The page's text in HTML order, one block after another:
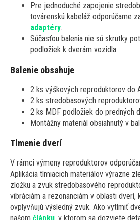
Pre jednoduché zapojenie
továrenskú kabeláž odporúčame
adaptéry.
Súčasťou balenia nie sú skrutky
podložiek k dverám vozidla.
Balenie obsahuje
2 ks výškových reproduktorov do
2 ks stredobasových
2 ks MDF podložiek do predných
Montážny materiál obsiahnutý v
Tlmenie dverí
V rámci výmeny reproduktorov
Aplikácia tlmiacich materiálov výrazne
zložku a zvuk stredobasového
vibráciám a rezonanciám v oblasti dverí,
ovplyvňujú výsledný zvuk. Ako vytlmiť